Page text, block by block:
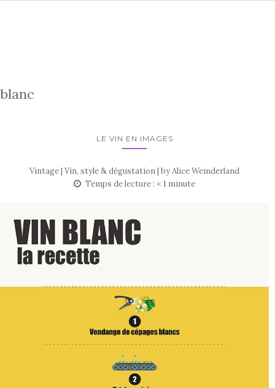
blanc
LE VIN EN IMAGES
Vintage | Vin, style & dégustation | byAlice Weinderland
Temps de lecture : < 1 minute